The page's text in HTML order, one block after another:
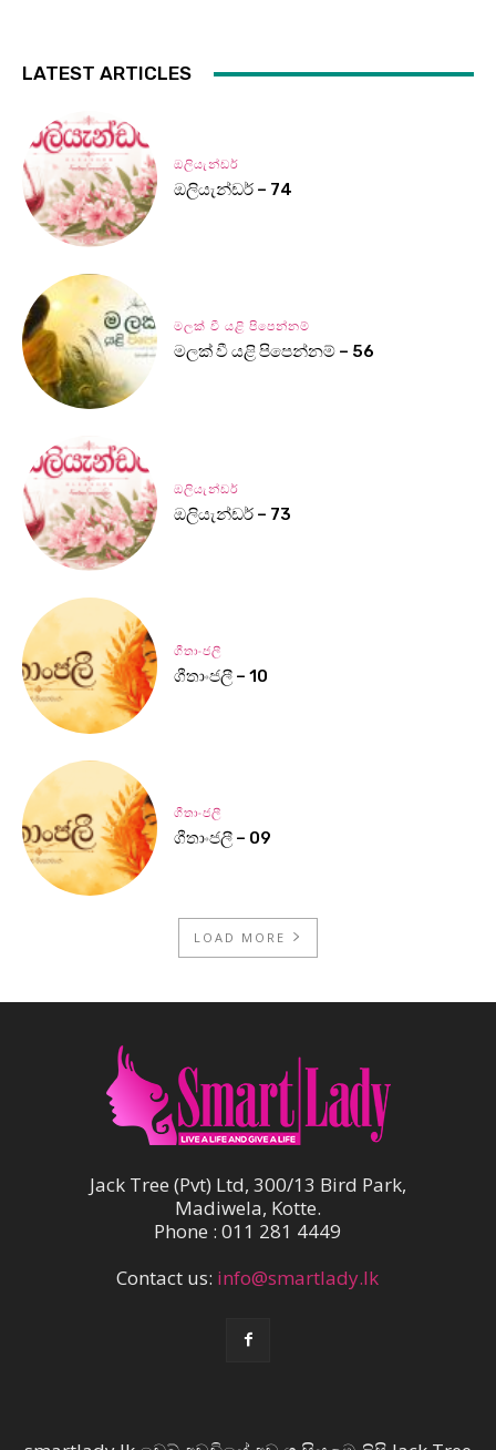
LATEST ARTICLES
ඔලියැන්ඩර්
ඔලියැන්ඩර් – 74
මලක් වී යළි පිපෙන්නම්
මලක් වී යළි පිපෙන්නම් – 56
ඔලියැන්ඩර්
ඔලියැන්ඩර් – 73
ගීතාංජලී
ගීතාංජලී – 10
ගීතාංජලී
ගීතාංජලී – 09
LOAD MORE
Jack Tree (Pvt) Ltd, 300/13 Bird Park,
Madiwela, Kotte.
Phone : 011 281 4449
Contact us: info@smartlady.lk